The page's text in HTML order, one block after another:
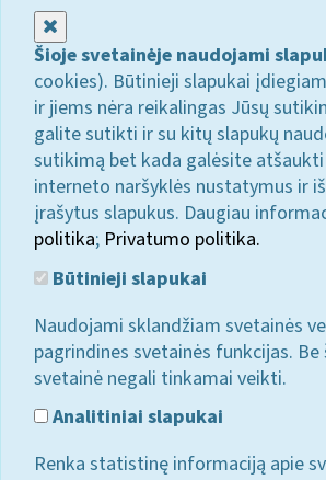
Šioje svetainėje naudojami
cookies). Būtinieji slapukai
ir jiems nėra reikalingas Jūsų
galite sutikti ir su kitų slapukų
sutikimą bet kada galėsite
interneto naršyklės nustatymus ir
įrašytus slapukus. Daugiau
politika; Privatumo politika.
Būtinieji slapukai
Naudojami sklandžiam svetainės
pagrindines svetainės funkcijas. Be
svetainė negali tinkamai veikti.
Analitiniai slapukai
Renka statistinę informaciją apie